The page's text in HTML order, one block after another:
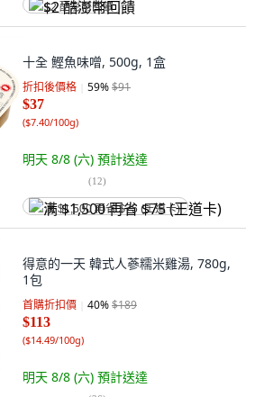
$2 酷澎幣回饋
十全 鰹魚味噌, 500g, 1盒
折扣後價格 59%$91
$37
($7.40/100g)
明天 8/8 (六) 預計送達
(12)
满 $1,500 再省 $75 (王道卡)
得意的一天 韓式人蔘糯米雞湯, 780g,
1包
首購折扣價 40%$189
$113
($14.49/100g)
明天 8/8 (六) 預計送達